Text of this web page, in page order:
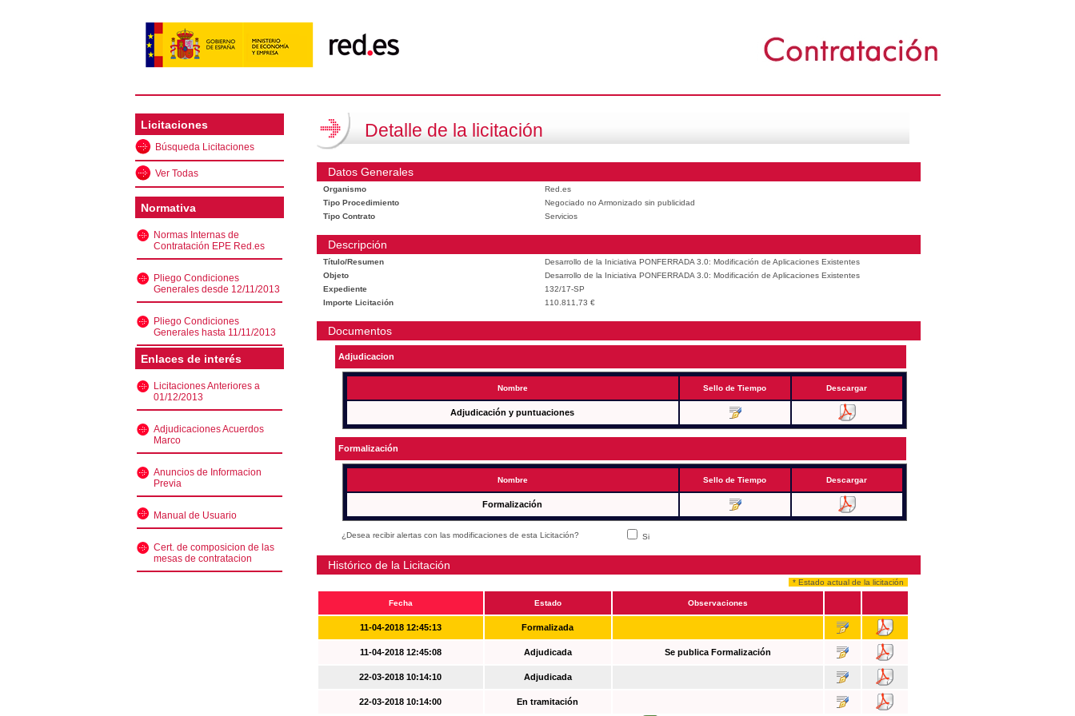
Licitaciones
Búsqueda Licitaciones
Ver Todas
Normativa
Normas Internas de
Contratación EPE Red.es
Pliego Condiciones
Generales desde 12/11/2013
Pliego Condiciones
Generales hasta 11/11/2013
Enlaces de interés
Licitaciones Anteriores a
01/12/2013
Adjudicaciones Acuerdos
Marco
Anuncios de Informacion
Previa
Manual de Usuario
Cert. de composicion de las
mesas de contratacion
Detalle de la licitación
Datos Generales
Organismo
Red.es
Tipo Procedimiento
Negociado no Armonizado sin publicidad
Tipo Contrato
Servicios
Descripción
Título/Resumen
Desarrollo de la Iniciativa PONFERRADA 3.0: Modificación de Aplicaciones Existentes
Objeto
Desarrollo de la Iniciativa PONFERRADA 3.0: Modificación de Aplicaciones Existentes
Expediente
132/17-SP
Importe Licitación
110.811,73 €
Documentos
Adjudicacion
Nombre Sello de Tiempo Descargar
Adjudicación y puntuaciones
Formalización
Nombre Sello de Tiempo Descargar
Formalización
¿Desea recibir alertas con las modificaciones de esta Licitación? Si
Histórico de la Licitación
* Estado actual de la licitación
Fecha Estado Observaciones
11-04-2018 12:45:13 Formalizada
11-04-2018 12:45:08 Adjudicada Se publica Formalización
22-03-2018 10:14:10 Adjudicada
22-03-2018 10:14:00 En tramitación